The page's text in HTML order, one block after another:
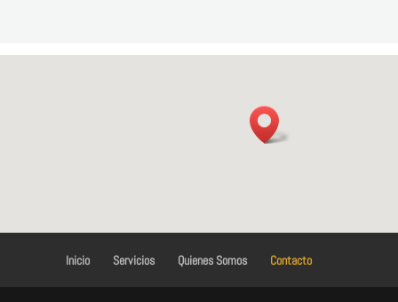
Inicio Servicios Quienes Somos Contacto